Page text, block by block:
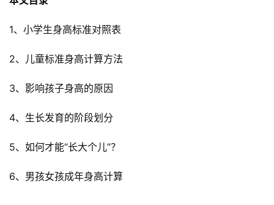
1、小学生身高标准对照表
2、儿童标准身高计算方法
3、影响孩子身高的原因
4、生长发育的阶段划分
5、如何才能“长大个儿”？
6、男孩女孩成年身高计算